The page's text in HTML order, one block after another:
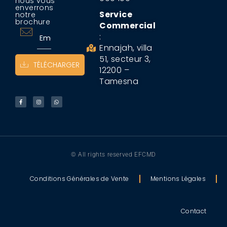
enverrons
notre
brochure
TÉLÉCHARGER
Service
Commercial
:
Ennajah, villa
51, secteur 3,
12200 –
Tamesna
© All rights reserved EFCMD
Conditions Générales de Vente Mentions Légales
Contact